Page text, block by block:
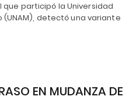
participó la Universidad
detectó una variante
EN MUDANZA DE